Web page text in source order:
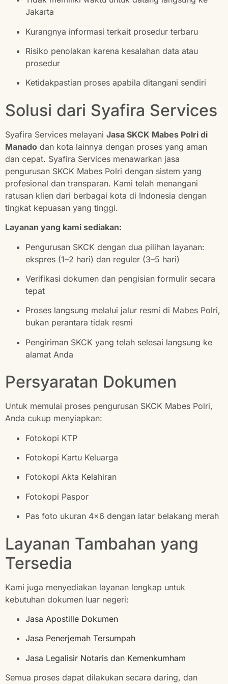
Jakarta
Kurangnya informasi terkait prosedur terbaru
Risiko penolakan karena kesalahan data atau
prosedur
Ketidakpastian proses apabila ditangani sendiri
Solusi dari Syafira Services
Syafira Services melayani Jasa SKCK Mabes Polri di
Manado dan kota lainnya dengan proses yang aman
dan cepat. Syafira Services menawarkan jasa
pengurusan SKCK Mabes Polri dengan sistem yang
profesional dan transparan. Kami telah menangani
ratusan klien dari berbagai kota di Indonesia dengan
tingkat kepuasan yang tinggi.
Layanan yang kami sediakan:
Pengurusan SKCK dengan dua pilihan layanan:
ekspres (1–2 hari) dan reguler (3–5 hari)
Verifikasi dokumen dan pengisian formulir secara
tepat
Proses langsung melalui jalur resmi di Mabes Polri,
bukan perantara tidak resmi
Pengiriman SKCK yang telah selesai langsung ke
alamat Anda
Persyaratan Dokumen
Untuk memulai proses pengurusan SKCK Mabes Polri,
Anda cukup menyiapkan:
Fotokopi KTP
Fotokopi Kartu Keluarga
Fotokopi Akta Kelahiran
Fotokopi Paspor
Pas foto ukuran 4×6 dengan latar belakang merah
Layanan Tambahan yang
Tersedia
Kami juga menyediakan layanan lengkap untuk
kebutuhan dokumen luar negeri:
Jasa Apostille Dokumen
Jasa Penerjemah Tersumpah
Jasa Legalisir Notaris dan Kemenkumham
Semua proses dapat dilakukan secara daring, dan